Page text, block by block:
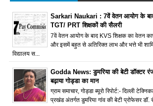
Sarkari Naukari : 7वें वेतन आयोग के
TGT/ PRT शिक्षकों की सैलरी
7वें वेतन आयोग के बाद KVS शिक्षक का वेतन
और इसमें बहुत से अतिरिक्त लाभ और भत्ते भी
विद्यालय स...
Godda News: डुमरिया की बेटी डॉक्टर
बढ़ाया गोड्डा का मान
ग्राम समाचार, गोड्डा ब्यूरो रिपोर्ट:- दिल्ली
प्रखंड अंतर्गत डुमरिया गांव की बेटी प्रोफेसर डॉ.